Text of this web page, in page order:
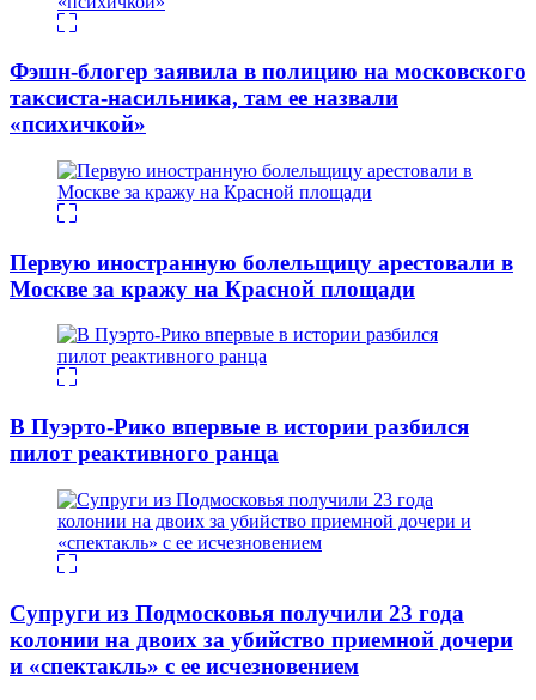
Фэшн-блогер заявила в полицию на московского
таксиста-насильника, там ее назвали
«психичкой»
Первую иностранную болельщицу арестовали в
Москве за кражу на Красной площади
В Пуэрто-Рико впервые в истории разбился
пилот реактивного ранца
Супруги из Подмосковья получили 23 года
колонии на двоих за убийство приемной дочери
и «спектакль» с ее исчезновением